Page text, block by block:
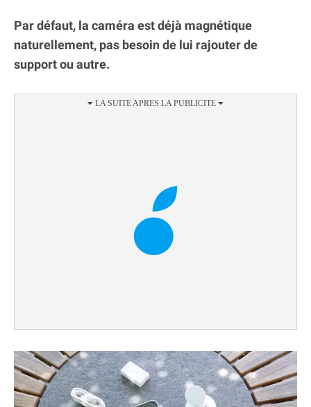
Par défaut, la caméra est déjà magnétique
naturellement, pas besoin de lui rajouter de
support ou autre.